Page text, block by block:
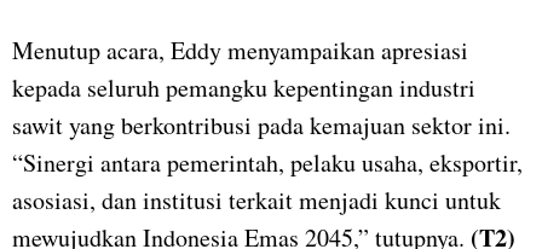
Menutup acara, Eddy menyampaikan apresiasi
kepada seluruh pemangku kepentingan industri
sawit yang berkontribusi pada kemajuan sektor ini.
“Sinergi antara pemerintah, pelaku usaha, eksportir,
asosiasi, dan institusi terkait menjadi kunci untuk
mewujudkan Indonesia Emas 2045,” tutupnya. (T2)